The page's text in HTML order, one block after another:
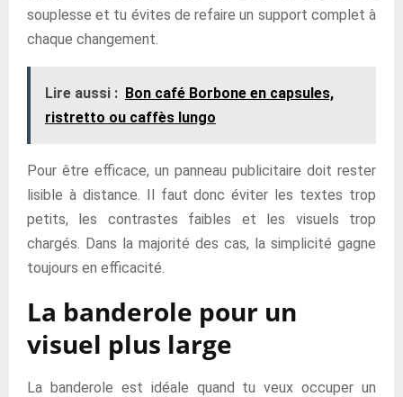
souplesse et tu évites de refaire un support complet à
chaque changement.
Lire aussi : Bon café Borbone en capsules,
ristretto ou caffès lungo
Pour être efficace, un panneau publicitaire doit rester
lisible à distance. Il faut donc éviter les textes trop
petits, les contrastes faibles et les visuels trop
chargés. Dans la majorité des cas, la simplicité gagne
toujours en efficacité.
La banderole pour un
visuel plus large
La banderole est idéale quand tu veux occuper un